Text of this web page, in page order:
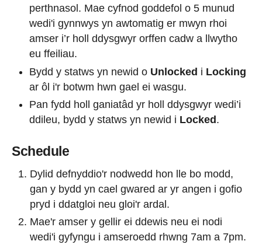
perthnasol. Mae cyfnod goddefol o 5 munud
wedi'i gynnwys yn awtomatig er mwyn rhoi
amser i’r holl ddysgwyr orffen cadw a llwytho
eu ffeiliau.
Bydd y statws yn newid o Unlocked i Locking
ar ôl i'r botwm hwn gael ei wasgu.
Pan fydd holl ganiatâd yr holl ddysgwyr wedi’i
ddileu, bydd y statws yn newid i Locked .
Schedule
Dylid defnyddio'r nodwedd hon lle bo modd,
gan y bydd yn cael gwared ar yr angen i gofio
pryd i ddatgloi neu gloi'r ardal.
Mae'r amser y gellir ei ddewis neu ei nodi
wedi'i gyfyngu i amseroedd rhwng 7am a 7pm.